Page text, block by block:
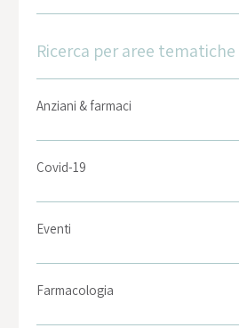
Ricerca per aree tematiche
Anziani & farmaci
Covid-19
Eventi
Farmacologia